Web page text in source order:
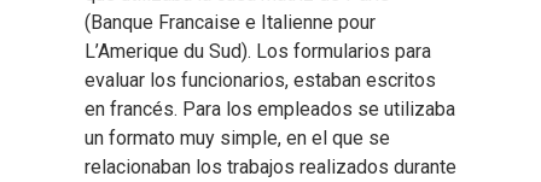
(Banque Francaise e Italienne pour
L’Amerique du Sud). Los formularios para
evaluar los funcionarios, estaban escritos
en francés. Para los empleados se utilizaba
un formato muy simple, en el que se
relacionaban los trabajos realizados durante